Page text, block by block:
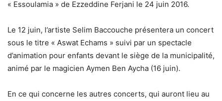
« Essoulamia » de Ezzeddine Ferjani le 24 juin 2016.
Le 12 juin, l’artiste Selim Baccouche présentera un concert
sous le titre « Aswat Echams » suivi par un spectacle
d’animation pour enfants devant le siège de la municipalité,
animé par le magicien Aymen Ben Aycha (16 juin).
En ce qui concerne les autres concerts, qui auront lieu au